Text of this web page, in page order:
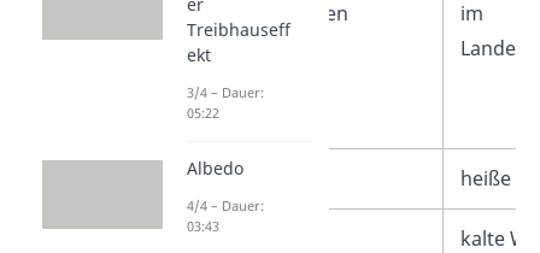
Lage der Regionen
im
Sommer heiße
Winter kalte
er
Treibhauseff
ekt
3/4 – Dauer:
05:22
Albedo
4/4 – Dauer:
03:43